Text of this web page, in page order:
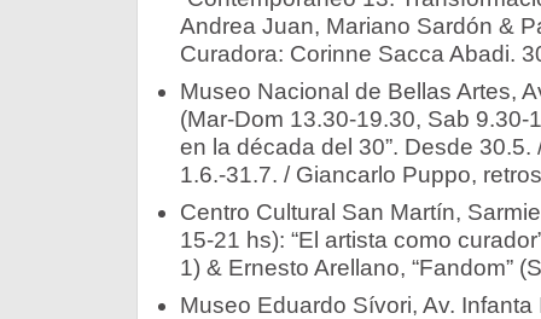
Andrea Juan, Mariano Sardón &
Curadora: Corinne Sacca Abadi.
Museo Nacional de Bellas Artes,
(Mar-Dom 13.30-19.30, Sab 9.30-
en la década del 30”. Desde 30.5.
1.6.-31.7. / Giancarlo Puppo,
Centro Cultural San Martín,
15-21 hs): “El artista como
1) & Ernesto Arellano, “Fandom”
Museo Eduardo Sívori, Av.